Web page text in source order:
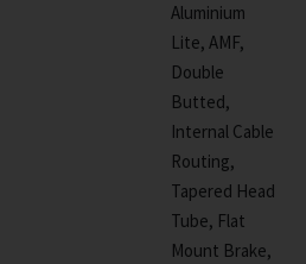
Aluminium
Lite, AMF,
Double
Butted,
Internal Cable
Routing,
Tapered Head
Tube, Flat
Mount Brake,